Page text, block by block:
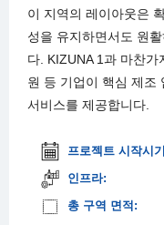
이 지역의 레이아웃은
성을 유지하면서도 원
다. KIZUNA 1과 마찬
원 등 기업이 핵심 제조
서비스를 제공합니다.
프로젝트 시작시
인프라:
총 구역 면적: